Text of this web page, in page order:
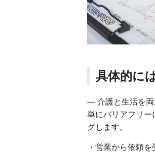
具体的に
― 介護と生活を
単にバリアフリー
グします。
・営業から依頼